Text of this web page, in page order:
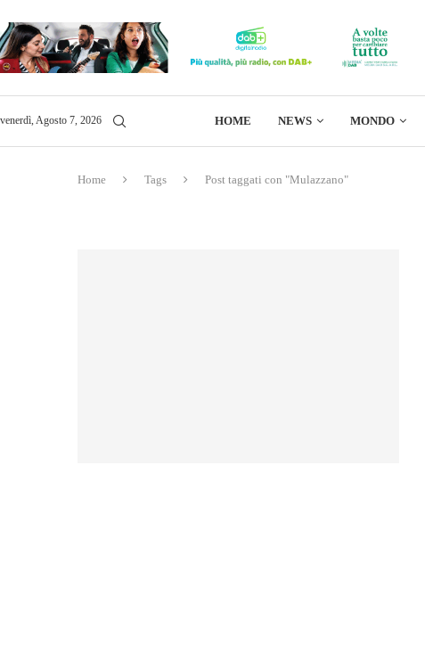
venerdì, Agosto 7, 2026 HOME NEWS MONDO
Home Tags Post taggati con "Mulazzano"